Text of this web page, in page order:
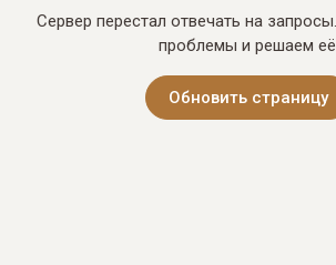
Сервер перестал отвечать на
проблемы и решаем
Обновить страницу